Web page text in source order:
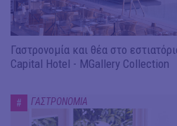
Γαστρονομία και θέα στο
Capital Hotel - MGallery Collection
# ΓΑΣΤΡΟΝΟΜΙΑ